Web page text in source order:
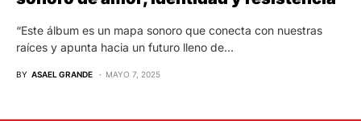
“Este álbum es un mapa sonoro que conecta con nuestras
raíces y apunta hacia un futuro lleno de…
BY ASAEL GRANDE MAYO 7, 2025